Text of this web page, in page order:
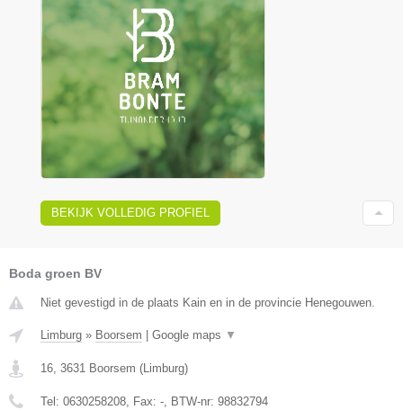
BEKIJK VOLLEDIG PROFIEL
Boda groen BV
Niet gevestigd in de plaats Kain en in de provincie Henegouwen.
Limburg » Boorsem Google maps ▼
16, 3631 Boorsem (Limburg)
Tel: 0630258208, Fax: -, BTW-nr: 98832794